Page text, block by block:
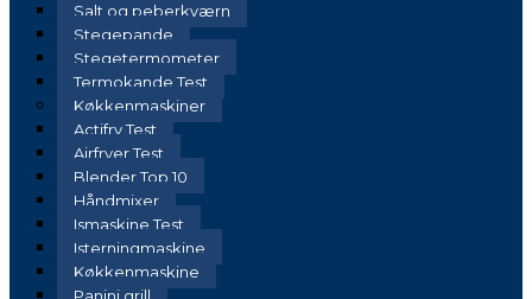
Salt og peberkværn
Stegepande
Stegetermometer
Termokande Test
Køkkenmaskiner
Actifry Test
Airfryer Test
Blender Top 10
Håndmixer
Ismaskine Test
Isterningmaskine
Køkkenmaskine